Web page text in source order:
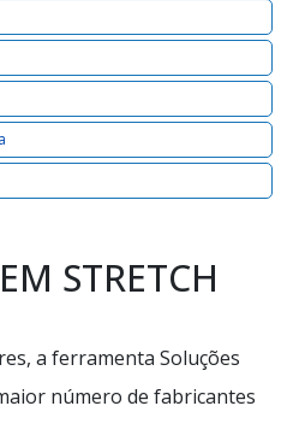
STRETCH
a ferramenta Soluções
número de fabricantes